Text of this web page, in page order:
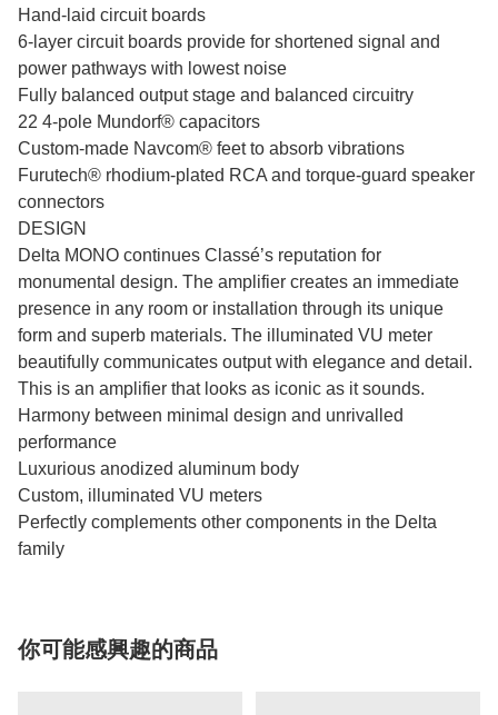
Hand-laid circuit boards
6-layer circuit boards provide for shortened signal and
power pathways with lowest noise
Fully balanced output stage and balanced circuitry
22 4-pole Mundorf® capacitors
Custom-made Navcom® feet to absorb vibrations
Furutech® rhodium-plated RCA and torque-guard speaker
connectors
DESIGN
Delta MONO continues Classé’s reputation for
monumental design. The amplifier creates an immediate
presence in any room or installation through its unique
form and superb materials. The illuminated VU meter
beautifully communicates output with elegance and detail.
This is an amplifier that looks as iconic as it sounds.
Harmony between minimal design and unrivalled
performance
Luxurious anodized aluminum body
Custom, illuminated VU meters
Perfectly complements other components in the Delta
family
你可能感興趣的商品